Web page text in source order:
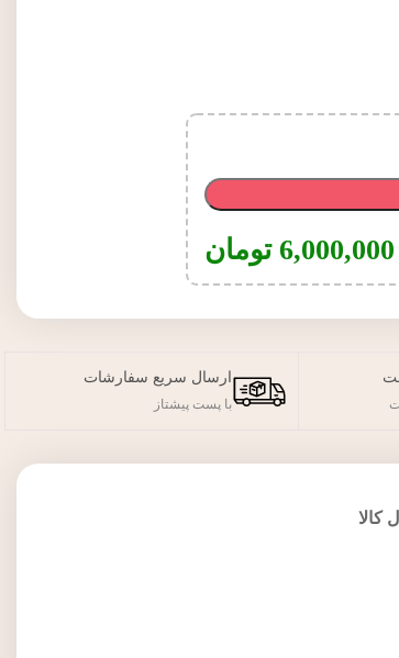
6,000,000 تومان
ارسال سریع سفارشات
با پست پیشتاز
کالا